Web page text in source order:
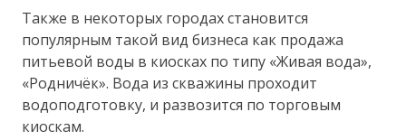
Также в некоторых городах становится
популярным такой вид бизнеса как продажа
питьевой воды в киосках по типу «Живая вода»,
«Родничёк». Вода из скважины проходит
водоподготовку, и развозится по торговым
киоскам.